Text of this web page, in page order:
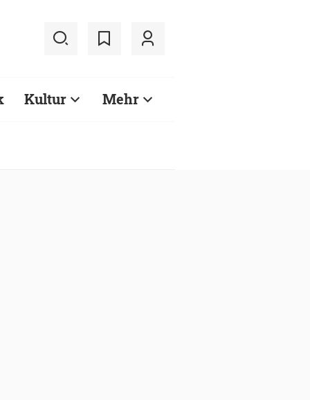
Kultur Mehr